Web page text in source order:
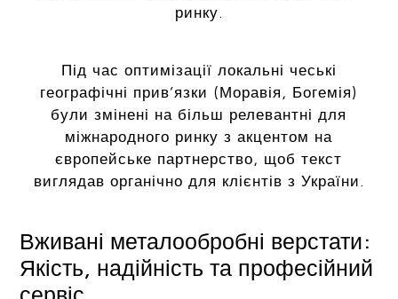
ринку.
Під час оптимізації локальні чеські
географічні прив’язки (Моравія, Богемія)
були змінені на більш релевантні для
міжнародного ринку з акцентом на
європейське партнерство, щоб текст
виглядав органічно для клієнтів з України.
Вживані металообробні верстати:
Якість, надійність та професійний